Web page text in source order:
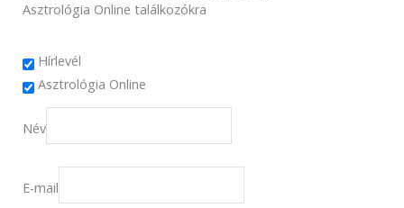
Asztrológia Online találkozókra
Hírlevél
Asztrológia Online
Név
E-mail